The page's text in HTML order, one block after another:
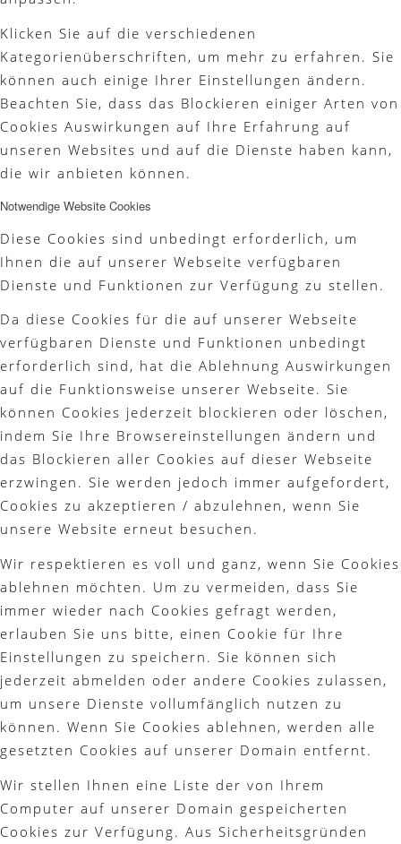
Klicken Sie auf die verschiedenen
Kategorienüberschriften, um mehr zu erfahren. Sie
können auch einige Ihrer Einstellungen ändern.
Beachten Sie, dass das Blockieren einiger Arten von
Cookies Auswirkungen auf Ihre Erfahrung auf
unseren Websites und auf die Dienste haben kann,
die wir anbieten können.
Notwendige Website Cookies
Diese Cookies sind unbedingt erforderlich, um
Ihnen die auf unserer Webseite verfügbaren
Dienste und Funktionen zur Verfügung zu stellen.
Da diese Cookies für die auf unserer Webseite
verfügbaren Dienste und Funktionen unbedingt
erforderlich sind, hat die Ablehnung Auswirkungen
auf die Funktionsweise unserer Webseite. Sie
können Cookies jederzeit blockieren oder löschen,
indem Sie Ihre Browsereinstellungen ändern und
das Blockieren aller Cookies auf dieser Webseite
erzwingen. Sie werden jedoch immer aufgefordert,
Cookies zu akzeptieren / abzulehnen, wenn Sie
unsere Website erneut besuchen.
Wir respektieren es voll und ganz, wenn Sie Cookies
ablehnen möchten. Um zu vermeiden, dass Sie
immer wieder nach Cookies gefragt werden,
erlauben Sie uns bitte, einen Cookie für Ihre
Einstellungen zu speichern. Sie können sich
jederzeit abmelden oder andere Cookies zulassen,
um unsere Dienste vollumfänglich nutzen zu
können. Wenn Sie Cookies ablehnen, werden alle
gesetzten Cookies auf unserer Domain entfernt.
Wir stellen Ihnen eine Liste der von Ihrem
Computer auf unserer Domain gespeicherten
Cookies zur Verfügung. Aus Sicherheitsgründen